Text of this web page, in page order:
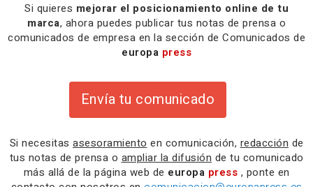
Si quieres mejorar el posicionamiento online de tu
marca, ahora puedes publicar tus notas de prensa o
comunicados de empresa en la sección de Comunicados de
europa press
Envía tu comunicado
Si necesitas asesoramiento en comunicación, redacción de
tus notas de prensa o ampliar la difusión de tu comunicado
más allá de la página web de europa press , ponte en